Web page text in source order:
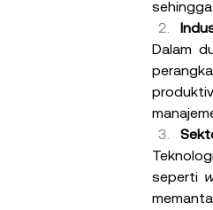
Dalam
seperti